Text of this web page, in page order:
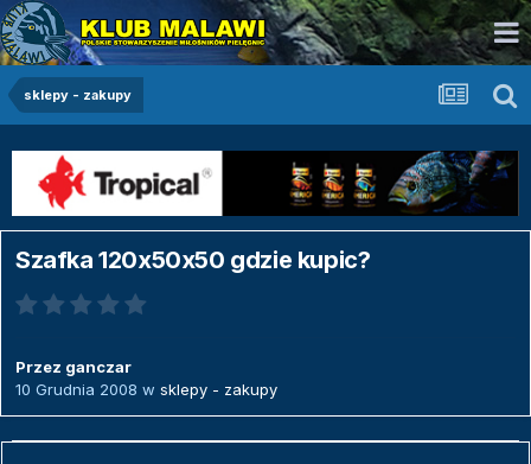
sklepy - zakupy
Szafka 120x50x50 gdzie kupic?
Przez ganczar
10 Grudnia 2008 w sklepy - zakupy